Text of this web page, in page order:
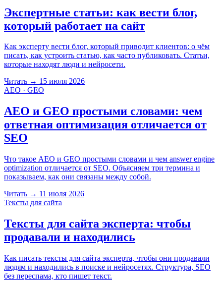
Экспертные статьи: как вести блог,
который работает на сайт
Как эксперту вести блог, который приводит клиентов: о чём
писать, как устроить статью, как часто публиковать. Статьи,
которые находят люди и нейросети.
Читать → 15 июля 2026
AEO · GEO
AEO и GEO простыми словами: чем
ответная оптимизация отличается от
SEO
Что такое AEO и GEO простыми словами и чем answer engine
optimization отличается от SEO. Объясняем три термина и
показываем, как они связаны между собой.
Читать → 11 июля 2026
Тексты для сайта
Тексты для сайта эксперта: чтобы
продавали и находились
Как писать тексты для сайта эксперта, чтобы они продавали
людям и находились в поиске и нейросетях. Структура, SEO
без переспама, кто пишет текст.